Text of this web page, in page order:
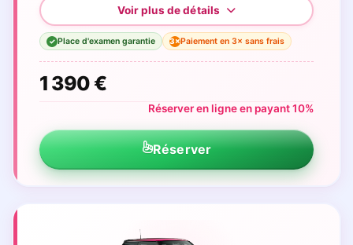
✓ Place d'examen garantie 3×Paiement en 3× sans frais
1 390 €
Réserver en ligne en payant 10%
Réserver